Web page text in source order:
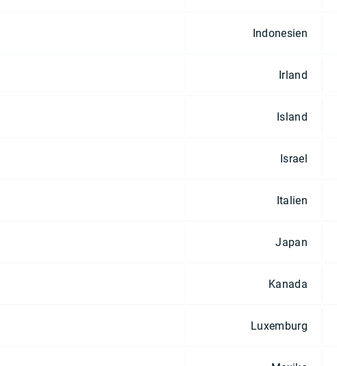
Indonesien
Irland
Island
Israel
Italien
Japan
Kanada
Luxemburg